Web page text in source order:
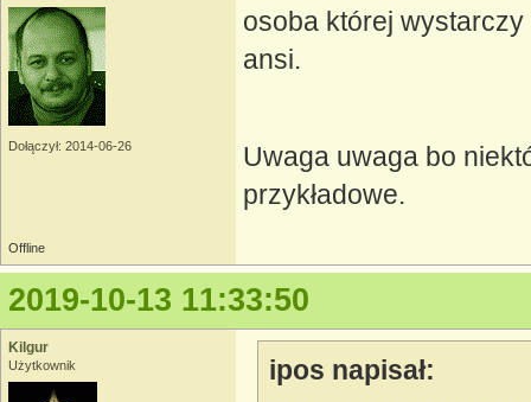
Dołączył: 2014-06-26
osoba której
ansi.
Uwaga uwaga bo
przykładowe.
Offline
2019-10-13 11:33:50
Kilgur
Użytkownik
ipos napisał: